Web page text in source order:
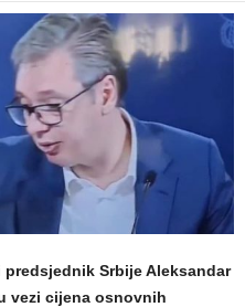
Srbije Aleksandar
vezi cijena osnovnih